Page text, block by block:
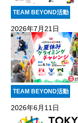
TEAM BEYOND活動
2026年7月21日
TEAM BEYOND活動
2026年6月11日